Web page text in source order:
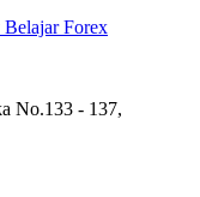
Belajar Forex
No.133 - 137,